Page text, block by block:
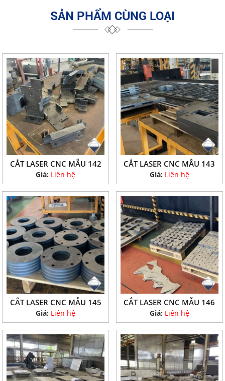
SẢN PHẨM CÙNG LOẠI
CẮT LASER CNC MẪU 142
Giá: Liên hệ
CẮT LASER CNC MẪU 143
Giá: Liên hệ
CẮT LASER CNC MẪU 145
Giá: Liên hệ
CẮT LASER CNC MẪU 146
Giá: Liên hệ